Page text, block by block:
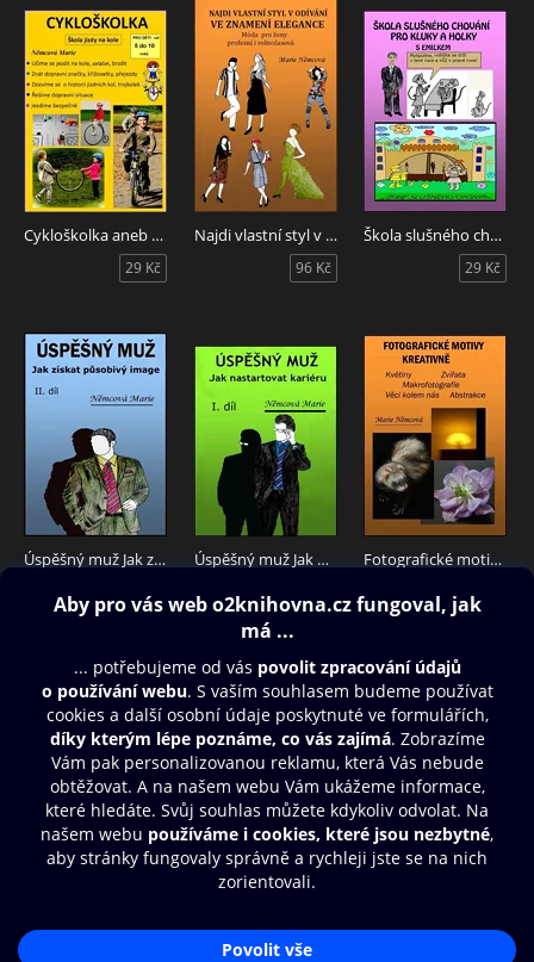
Cykloškolka aneb Škola jízdy na kole
29 Kč
Najdi vlastní styl v odívání Ve znamení elegance
96 Kč
Škola slušného chování pro kluky a holky s Emilkem
29 Kč
Úspěšný muž Jak získat působivý image
96 Kč
Úspěšný muž Jak nastartovat kariéru Fotografické motivy kreativně, Květiny Zvířata Makrofotografie Věci kolem nás Abstrakce
96 Kč
Obsah ke stažení
Moje O2 Knihovna
Další zábava
© O2 Czech Republic a.s.
Přístupnost